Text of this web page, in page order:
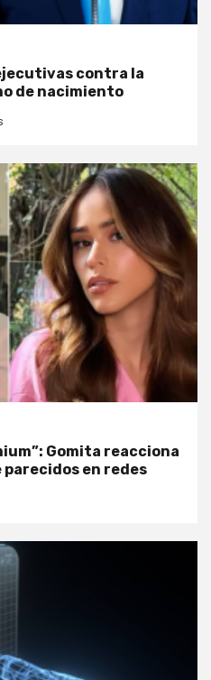
contra la
de nacimiento
Gomita reacciona
parecidos en redes